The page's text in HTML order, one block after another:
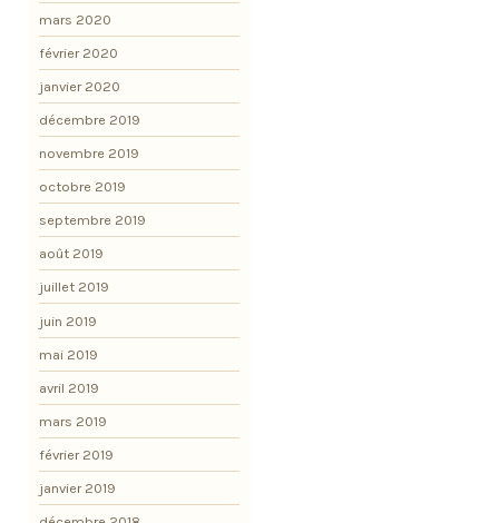
mars 2020
février 2020
janvier 2020
décembre 2019
novembre 2019
octobre 2019
septembre 2019
août 2019
juillet 2019
juin 2019
mai 2019
avril 2019
mars 2019
février 2019
janvier 2019